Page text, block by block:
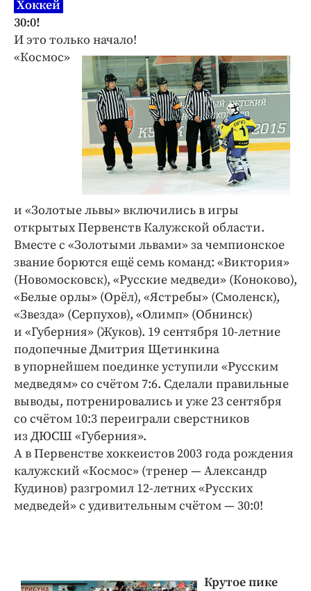
Хоккей
30:0!
И это только начало!
«Космос»
и «Золотые львы» включились в игры
открытых Первенств Калужской области.
Вместе с «Золотыми львами» за чемпионское
звание борются ещё семь команд: «Виктория»
(Новомосковск), «Русские медведи» (Коноково),
«Белые орлы» (Орёл), «Ястребы» (Смоленск),
«Звезда» (Серпухов), «Олимп» (Обнинск)
и «Губерния» (Жуков). 19 сентября 10-летние
подопечные Дмитрия Щетинкина
в упорнейшем поединке уступили «Русским
медведям» со счётом 7:6. Сделали правильные
выводы, потренировались и уже 23 сентября
со счётом 10:3 переиграли сверстников
из ДЮСШ «Губерния».
А в Первенстве хоккеистов 2003 года рождения
калужский «Космос» (тренер — Александр
Кудинов) разгромил 12-летних «Русских
медведей» с удивительным счётом — 30:0!
Крутое пике